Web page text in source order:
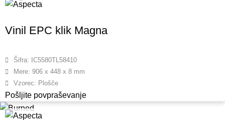
Vinil EPC klik Magna
Šifra: IC5580TL58410
Mere: 906 x 448 x 8 mm
Vzorec: Plošče
Pošljite povpraševanje